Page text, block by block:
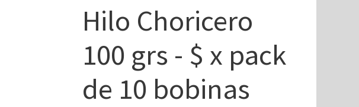
Hilo Choricero
100 grs - $ x pack
de 10 bobinas